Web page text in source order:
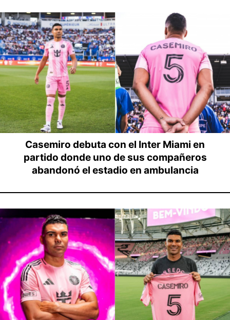
Casemiro debuta con el Inter Miami en
partido donde uno de sus compañeros
abandonó el estadio en ambulancia